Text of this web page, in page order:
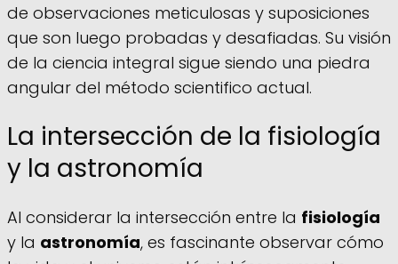
de observaciones meticulosas y suposiciones
que son luego probadas y desafiadas. Su visión
de la ciencia integral sigue siendo una piedra
angular del método scientifico actual.
La intersección de la fisiología
y la astronomía
Al considerar la intersección entre la fisiología
y la astronomía, es fascinante observar cómo